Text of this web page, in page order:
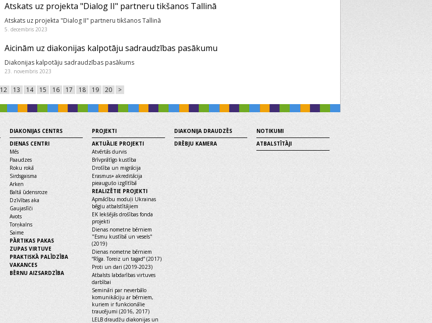
Atskats uz projekta "Dialog II" partneru tikšanos Tallinā
Atskats uz projekta "Dialog II" partneru tikšanos Tallinā
5. decembris 2023
Aicinām uz diakonijas kalpotāju sadraudzības pasākumu
Diakonijas kalpotāju sadraudzības pasākums
23. novembris 2023
12 13 14 15 16 17 18 19 20 >
DIAKONIJAS CENTRS
DIENAS CENTRI
Mēs
Paaudzes
Roku rokā
Sirdsgaisma
Arken
Baltā ūdensroze
Dzīvības aka
Gaujaslīči
Avots
Torņkalns
Saime
PĀRTIKAS PAKAS
ZUPAS VIRTUVE
PRAKTISKĀ PALĪDZĪBA
VAKANCES
BĒRNU AIZSARDZĪBA
PROJEKTI
AKTUĀLIE PROJEKTI
Atvērtās durvis
Brīvprātīgo kustība
Drošība un migrācija
Erasmus+ akreditācija
pieaugušo izglītībā
REALIZĒTIE PROJEKTI
Apmācību moduļi Ukrainas
bēgļu atbalstītājiem
EK Iekšējās drošības fonda
projekti
Dienas nometne bērniem
"Esmu kustībā un vesels"
(2019)
Dienas nometne bērniem
“Rīga. Toreiz un tagad” (2017)
Proti un dari (2019-2023)
Atbalsts labdarības virtuves
darbībai
Semināri par neverbālo
komunikāciju ar bērniem,
kuriem ir funkcionālie
traucējumi (2016, 2017)
LELB draudžu diakonijas un
DIAKONIJA DRAUDZĒS
DRĒBJU KAMERA
NOTIKUMI
ATBALSTĪTĀJI